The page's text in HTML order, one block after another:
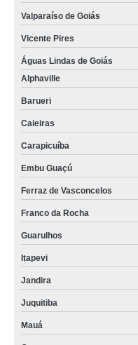
funis de decantação função
funis de destilação Guararema
funis de decantação função
funis de separação decantação
onde vende funis de haste
onde vende funis de
funis de vidro sinterizado
sob encomenda funis de
sob encomenda funis de
funis de decantação comprar
funis de decantação função
Valparaíso de Goiás
Vicente Pires
Águas Lindas de Goiás
Alphaville
Barueri
Caieiras
Carapicuíba
Embu Guaçú
Ferraz de Vasconcelos
Franco da Rocha
Guarulhos
Itapevi
Jandira
Juquitiba
Mauá